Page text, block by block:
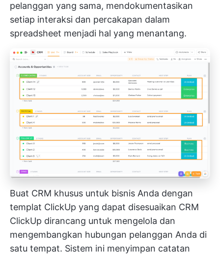
pelanggan yang sama, mendokumentasikan
setiap interaksi dan percakapan dalam
spreadsheet menjadi hal yang menantang.
Buat CRM khusus untuk bisnis Anda dengan
templat ClickUp yang dapat disesuaikan CRM
ClickUp dirancang untuk mengelola dan
mengembangkan hubungan pelanggan Anda di
satu tempat. Sistem ini menyimpan catatan